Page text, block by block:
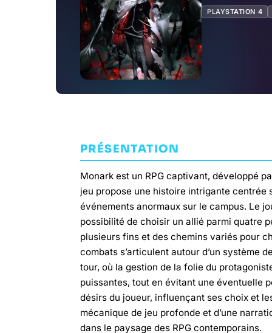
PLAYSTATION 4
PRÉSENTATION
Monark est un RPG captivant, développé
jeu propose une histoire intrigante centrée
événements anormaux sur le campus. Le
possibilité de choisir un allié parmi quatre
plusieurs fins et des chemins variés pour
combats s’articulent autour d’un système
tour, où la gestion de la folie du
puissantes, tout en évitant une éventuelle
désirs du joueur, influençant ses choix et
mécanique de jeu profonde et d’une
dans le paysage des RPG contemporains.